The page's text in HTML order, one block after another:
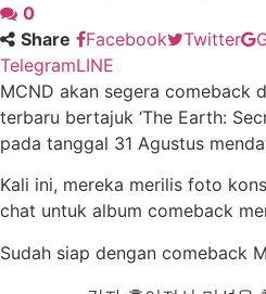
0
Share
Facebook Twitter
TelegramLINE
MCND akan segera comeback
terbaru bertajuk ‘The Earth:
pada tanggal 31 Agustus
Kali ini, mereka merilis foto
chat untuk album comeback
Sudah siap dengan comeback